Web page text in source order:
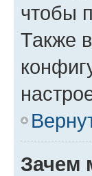
чтобы
Также
Зачем